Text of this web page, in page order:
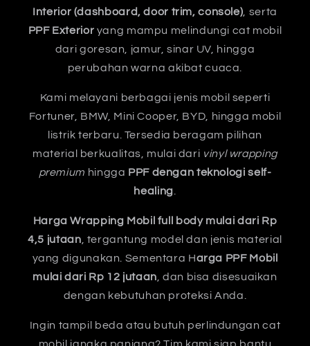
Interior (dashboard, door trim, console), serta
PPF Exterior yang mampu melindungi cat mobil
dari goresan, jamur, sinar UV, hingga
perubahan warna akibat cuaca.
Kami melayani berbagai jenis mobil seperti
Fortuner, BMW, Mini Cooper, BYD, hingga mobil
listrik terbaru. Tersedia beragam pilihan
material berkualitas, mulai dari vinyl wrapping
premium hingga PPF dengan teknologi self-
healing
Harga Wrapping Mobil full body mulai dari Rp
4,5 jutaan , tergantung model dan jenis material
yang digunakan. Sementara Harga PPF Mobil
mulai dari Rp 12 jutaan , dan bisa disesuaikan
dengan kebutuhan proteksi Anda.
Ingin tampil beda atau butuh perlindungan cat
mobil jangka panjang? Tim kami siap bantu